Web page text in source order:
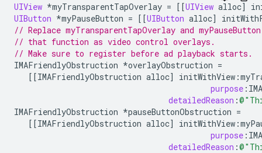
UIView *myTransparentTapOverlay = [[UIView alloc]
UIButton *myPauseButton = [[UIButton alloc]
// Replace myTransparentTapOverlay and
// that function as video control overlays.
// Make sure to register before ad playback starts.
IMAFriendlyObstruction *overlayObstruction =
[[IMAFriendlyObstruction alloc] initWithView :
purpose :
detailedReason :
IMAFriendlyObstruction *pauseButtonObstruction =
[[IMAFriendlyObstruction alloc] initWithView :
purpose :
detailedReason :